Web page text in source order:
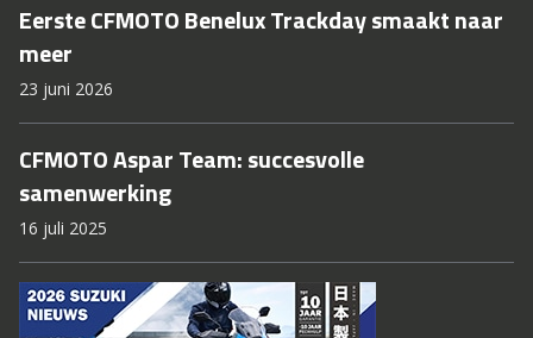
Eerste CFMOTO Benelux Trackday smaakt naar
meer
23 juni 2026
CFMOTO Aspar Team: succesvolle
samenwerking
16 juli 2025